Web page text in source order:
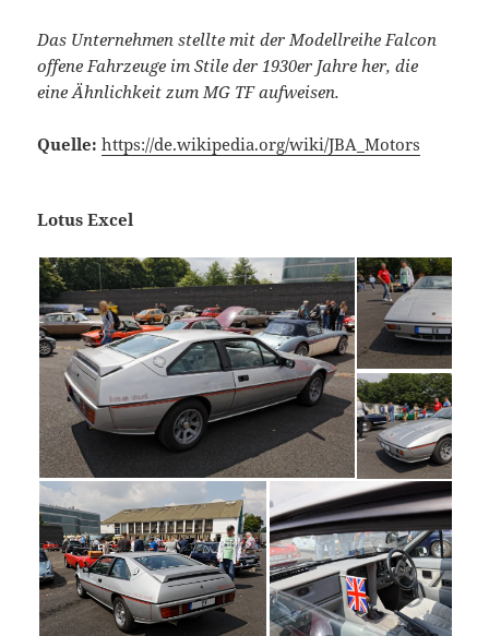
Das Unternehmen stellte mit der Modellreihe Falcon
offene Fahrzeuge im Stile der 1930er Jahre her, die
eine Ähnlichkeit zum MG TF aufweisen.
Quelle: https://de.wikipedia.org/wiki/JBA_Motors
Lotus Excel